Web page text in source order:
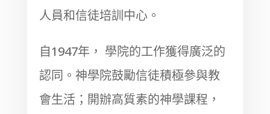
人員和信徒培訓中心。
自1947年， 學院的工作獲得廣泛的
認同。神學院鼓勵信徒積極參與教
會生活；開辦高質素的神學課程，